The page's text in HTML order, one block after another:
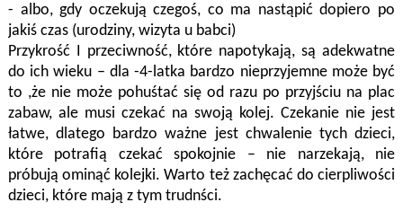
- albo, gdy oczekują czegoś, co ma nastąpić dopiero po
jakiś czas (urodziny, wizyta u babci)
Przykrość I przeciwność, które napotykają, są adekwatne
do ich wieku – dla -4-latka bardzo nieprzyjemne może być
to ,że nie może pohuśtać się od razu po przyjściu na plac
zabaw, ale musi czekać na swoją kolej. Czekanie nie jest
łatwe, dlatego bardzo ważne jest chwalenie tych dzieci,
które potrafią czekać spokojnie – nie narzekają, nie
próbują ominąć kolejki. Warto też zachęcać do cierpliwości
dzieci, które mają z tym trudnści.